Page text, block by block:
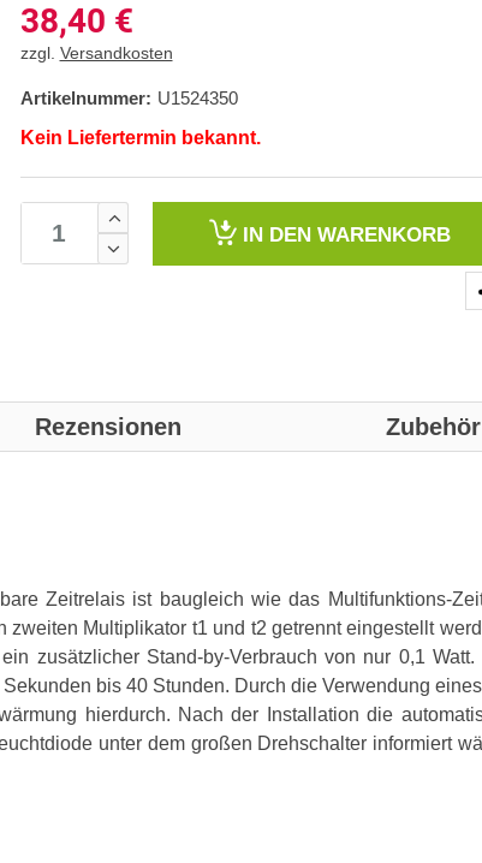
38,40 €
zzgl. Versandkosten
Artikelnummer: U1524350
Kein Liefertermin bekannt.
IN DEN WARENKORB
Rezensionen Zubehör
Zeitrelais ist baugleich wie das Multifunktions-
Multiplikator t1 und t2 getrennt eingestellt
zusätzlicher Stand-by-Verbrauch von nur 0,1 Watt.
bis 40 Stunden. Durch die Verwendung
hierdurch. Nach der Installation die
unter dem großen Drehschalter informiert